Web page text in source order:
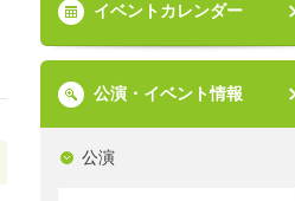
イベントカレンダー
公演・イベント情報
公演